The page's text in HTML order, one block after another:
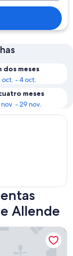
dos meses
oct. - 4 oct.
meses
- 29 nov.
Allende